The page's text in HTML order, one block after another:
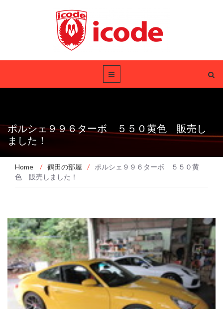
ポルシェ９９６ターボ ５５０黄色 販売し
ました！
Home / 鶴田の部屋 /
ポルシェ９９６ターボ ５５０黄
色 販売しました！